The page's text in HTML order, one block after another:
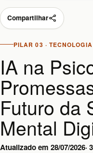
Compartilhar
PILAR 03 ·
IA na
Futuro da
Mental
Atualizado em 28/07/2026·